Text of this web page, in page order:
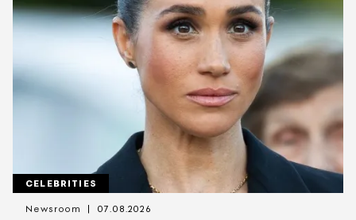
CELEBRITIES
Newsroom 07.08.2026